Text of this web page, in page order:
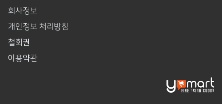
회사정보
개인정보 처리방침
철회권
이용약관